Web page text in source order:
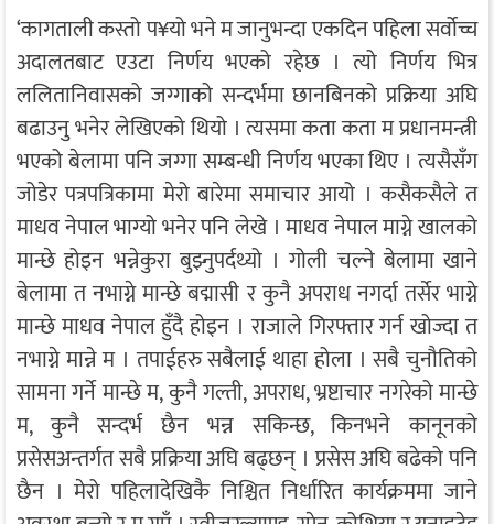
‘कागताली कस्तो प¥यो भने म जानुभन्दा एकदिन पहिला सर्वोच्च
अदालतबाट एउटा निर्णय भएको रहेछ । त्यो निर्णय भित्र
ललितानिवासको जग्गाको सन्दर्भमा छानबिनको प्रक्रिया अघि
बढाउनु भनेर लेखिएको थियो । त्यसमा कता कता म प्रधानमन्त्री
भएको बेलामा पनि जग्गा सम्बन्धी निर्णय भएका थिए । त्यसैसँग
जोडेर पत्रपत्रिकामा मेरो बारेमा समाचार आयो । कसैकसैले त
माधव नेपाल भाग्यो भनेर पनि लेखे । माधव नेपाल माग्ने खालको
मान्छे होइन भन्नेकुरा बुझ्नुपर्दथ्यो । गोली चल्ने बेलामा खाने
बेलामा त नभाग्ने मान्छे बद्मासी र कुनै अपराध नगर्दा तर्सेर भाग्ने
मान्छे माधव नेपाल हुँदै होइन । राजाले गिरफ्तार गर्न खोज्दा त
नभाग्ने मान्ने म । तपाईहरु सबैलाई थाहा होला । सबै चुनौतिको
सामना गर्ने मान्छे म, कुनै गल्ती, अपराध, भ्रष्टाचार नगरेको मान्छे
म, कुनै सन्दर्भ छैन भन्न सकिन्छ, किनभने कानूनको
प्रसेसअन्तर्गत सबै प्रक्रिया अघि बढ्छन् । प्रसेस अघि बढेको पनि
छैन । मेरो पहिलादेखिकै निश्चित निर्धारित कार्यक्रममा जाने